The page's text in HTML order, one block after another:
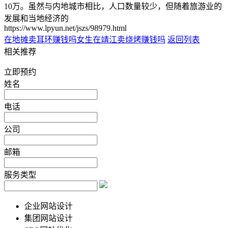
10万。虽然与内地城市相比，人口数量较少，但随着旅游业的
发展和当地经济的
https://www.lpyun.net/jszs/98979.html
在地摊卖耳环赚钱吗女生在靖江卖烧烤赚钱吗 返回列表
相关推荐
立即预约
姓名
电话
公司
邮箱
服务类型
企业网站设计
集团网站设计